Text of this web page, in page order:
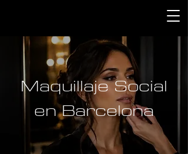
Maquillaje Social
en Barcelona